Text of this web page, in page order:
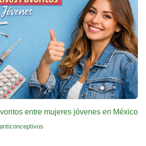
entre mujeres jóvenes en México